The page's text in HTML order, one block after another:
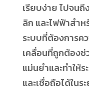
เรียบง่าย ไปจน
ลิก และไฟฟ้าสำห
ระบบที่ต้องการค
เคลื่อนที่ถูกต้องช่
แม่นยำและทำให้
และเชื่อถือได้ในร